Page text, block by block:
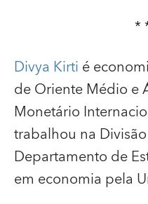
*
Divya Kirti é
de Oriente Médio e
Monetário
trabalhou na
Departamento de
em economia pela